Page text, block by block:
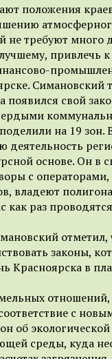
положения
не требуют много
привлечь
Симановский
появился свой
на 19 зон.
деятельность
основе. Он в
с
владеют
как раз проводятся
отметил,
законы,
Красноярска в
с
об экологической
среды, куда